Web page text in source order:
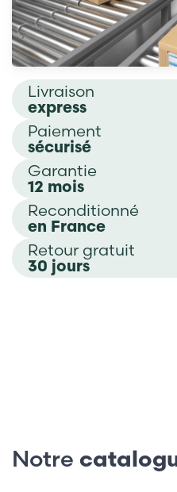
Livraison
express
Paiement
sécurisé
Garantie
12 mois
Reconditionné
en France
Retour gratuit
30 jours
Notre